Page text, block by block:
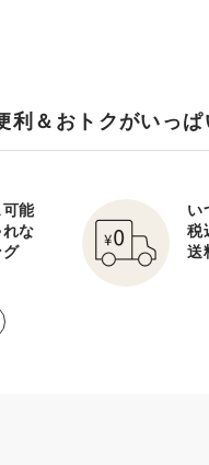
利＆おトクがいっぱ
能
な
グ
い
税
送